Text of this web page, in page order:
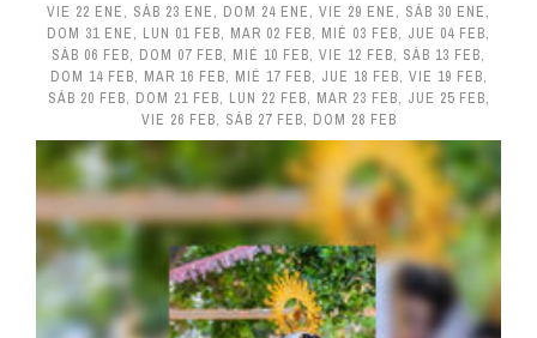
VIE 22 ENE, SÁB 23 ENE, DOM 24 ENE, VIE 29 ENE, SÁB 30 ENE,
DOM 31 ENE, LUN 01 FEB, MAR 02 FEB, MIÉ 03 FEB, JUE 04 FEB,
SÁB 06 FEB, DOM 07 FEB, MIÉ 10 FEB, VIE 12 FEB, SÁB 13 FEB,
DOM 14 FEB, MAR 16 FEB, MIÉ 17 FEB, JUE 18 FEB, VIE 19 FEB,
SÁB 20 FEB, DOM 21 FEB, LUN 22 FEB, MAR 23 FEB, JUE 25 FEB,
VIE 26 FEB, SÁB 27 FEB, DOM 28 FEB